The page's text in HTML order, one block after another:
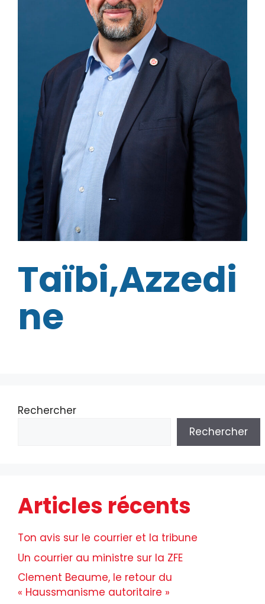
Taïbi,Azzedi
ne
Rechercher
Rechercher
Articles récents
Ton avis sur le courrier et la tribune
Un courrier au ministre sur la ZFE
Clement Beaume, le retour du
« Haussmanisme autoritaire »